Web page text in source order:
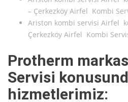
– Çerkezköy Airfel Kombi
Ariston kombi servisi Airfel
Çerkezköy Airfel Kombi
Protherm
Servisi
hizmetlerimiz: